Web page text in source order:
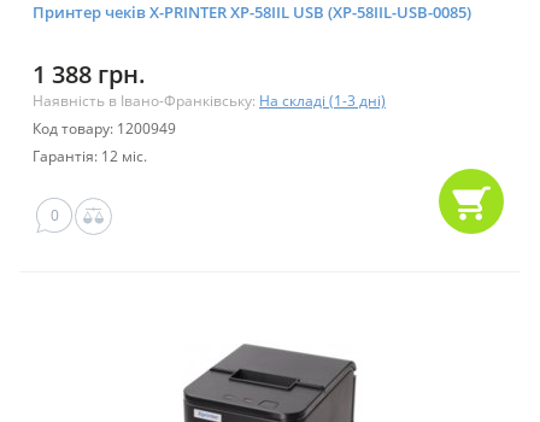
Принтер чеків X-PRINTER XP-58IIL USB (XP-58IIL-USB-0085)
1 388 грн.
Наявність в Івано-Франківську: На складі (1-3 дні)
Код товару: 1200949
Гарантія: 12 міс.
0